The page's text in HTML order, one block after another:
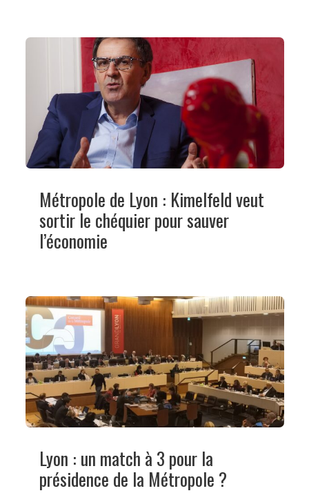
Métropole de Lyon : Kimelfeld veut
sortir le chéquier pour sauver
l’économie
Lyon : un match à 3 pour la
présidence de la Métropole ?